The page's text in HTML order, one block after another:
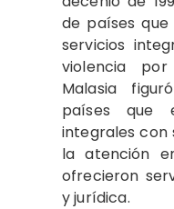
de países
servicios
violencia
Malasia
países que
integrales con
la atención
ofrecieron
y jurídica.